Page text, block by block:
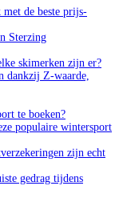
de beste prijs-
Sterzing
skimerken zijn er?
dankzij Z-waarde,
te boeken?
populaire wintersport
zijn echt
gedrag tijdens